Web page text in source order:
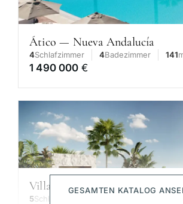
Ático — Nueva Andalucía
4Schlafzimmer 4Badezimmer 141
1 490 000 €
Villa – Chalet — Nueva
5Schlafzimmer
GESAMTEN KATALOG